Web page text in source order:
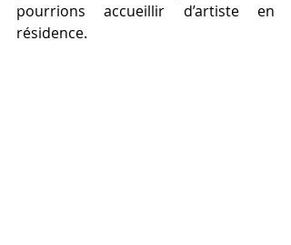
pourrions accueillir d’artiste en
résidence.